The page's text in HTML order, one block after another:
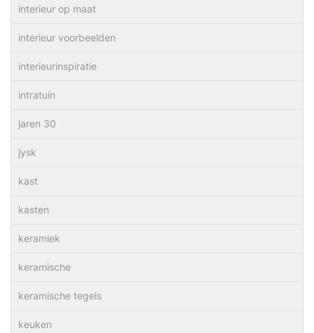
interieur op maat
interieur voorbeelden
interieurinspiratie
intratuin
jaren 30
jysk
kast
kasten
keramiek
keramische
keramische tegels
keuken